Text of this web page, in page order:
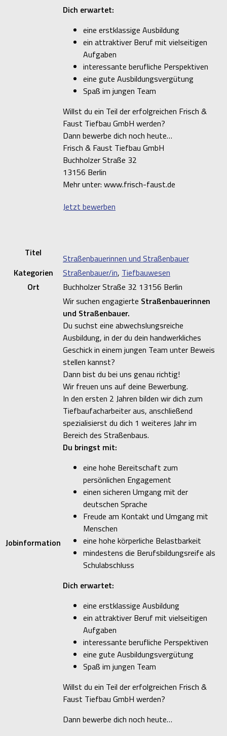
Dich erwartet:
eine erstklassige Ausbildung
ein attraktiver Beruf mit vielseitigen
Aufgaben
interessante berufliche Perspektiven
eine gute Ausbildungsvergütung
Spaß im jungen Team
Willst du ein Teil der erfolgreichen Frisch &
Faust Tiefbau GmbH werden?
Dann bewerbe dich noch heute…
Frisch & Faust Tiefbau GmbH
Buchholzer Straße 32
13156 Berlin
Mehr unter: www.frisch-faust.de
Jetzt bewerben
Titel
Straßenbauerinnen und Straßenbauer
Kategorien
Straßenbauer/in, Tiefbauwesen
Ort
Buchholzer Straße 32 13156 Berlin
Jobinformation
Wir suchen engagierte Straßenbauerinnen
und Straßenbauer.
Du suchst eine abwechslungsreiche
Ausbildung, in der du dein handwerkliches
Geschick in einem jungen Team unter Beweis
stellen kannst?
Dann bist du bei uns genau richtig!
Wir freuen uns auf deine Bewerbung.
In den ersten 2 Jahren bilden wir dich zum
Tiefbaufacharbeiter aus, anschließend
spezialisierst du dich 1 weiteres Jahr im
Bereich des Straßenbaus.
Du bringst mit:
eine hohe Bereitschaft zum
persönlichen Engagement
einen sicheren Umgang mit der
deutschen Sprache
Freude am Kontakt und Umgang mit
Menschen
eine hohe körperliche Belastbarkeit
mindestens die Berufsbildungsreife als
Schulabschluss
Dich erwartet:
eine erstklassige Ausbildung
ein attraktiver Beruf mit vielseitigen
Aufgaben
interessante berufliche Perspektiven
eine gute Ausbildungsvergütung
Spaß im jungen Team
Willst du ein Teil der erfolgreichen Frisch &
Faust Tiefbau GmbH werden?
Dann bewerbe dich noch heute…